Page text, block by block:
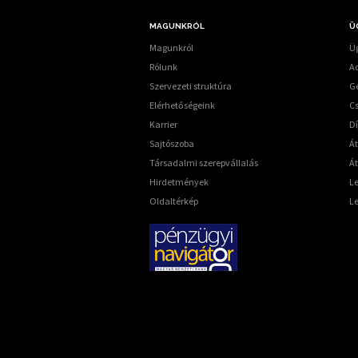
MAGUNKRÓL
Magunkról
Rólunk
Szervezeti struktúra
Elérhetőségeink
Karrier
Sajtószoba
Társadalmi szerepvállalás
Hirdetmények
Oldaltérkép